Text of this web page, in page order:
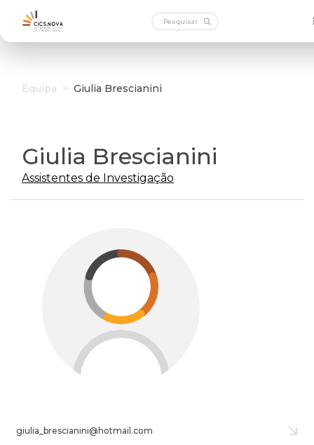
Equipa > Giulia Brescianini
Giulia Brescianini
Assistentes de Investigação
giulia_brescianini@hotmail.com